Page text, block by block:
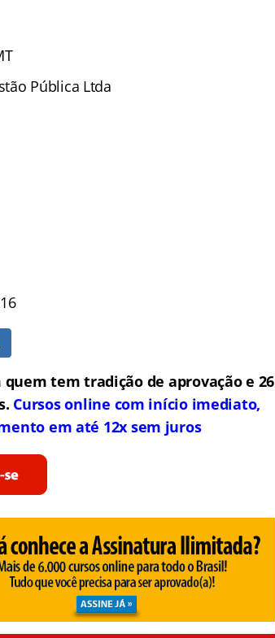
Pública Ltda
tem tradição de aprovação e 26
Cursos online com início imediato,
em até 12x sem juros